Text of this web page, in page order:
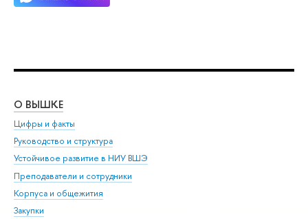
О ВЫШКЕ
Цифры и факты
Руководство и структура
Устойчивое развитие в НИУ ВШЭ
Преподаватели и сотрудники
Корпуса и общежития
Закупки